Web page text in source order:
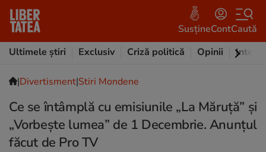
SusțineContCaută
Ultimele știri
Exclusiv Criză politică Opinii
|Divertisment|Stiri Mondene
Ce se întâmplă cu emisiunile „La Măruță” și
„Vorbește lumea” de 1 Decembrie. Anunțul
făcut de Pro TV